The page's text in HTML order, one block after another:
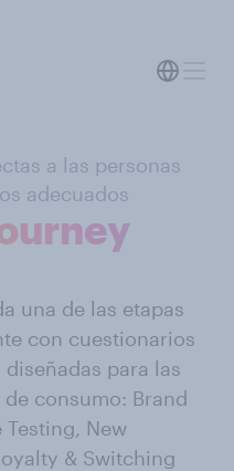
a las personas
adecuados
una de las etapas
con cuestionarios
para las
consumo: Brand
Testing, New
& Switching